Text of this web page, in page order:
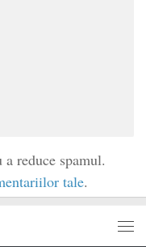
reduce spamul.
tale.